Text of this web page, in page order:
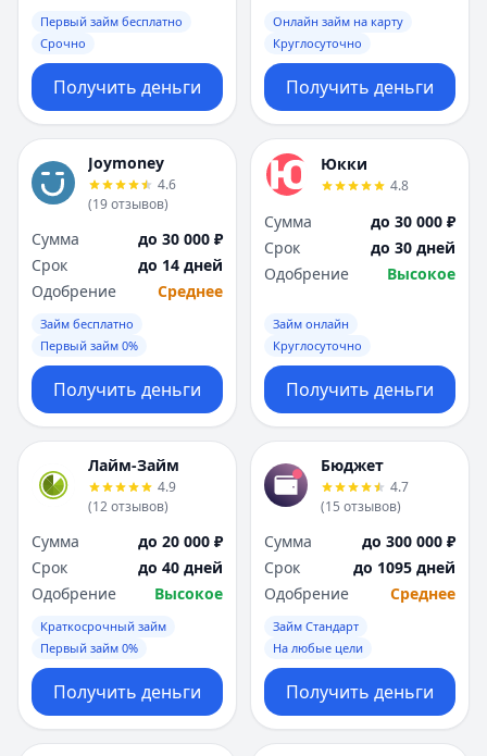
Первый займ бесплатно
Срочно
Получить деньги
Онлайн займ на карту
Круглосуточно
Получить деньги
Joymoney
4.6
(19отзывов)
Сумма
до 30 000 ₽
Срок
до 14 дней
Одобрение
Среднее
Займ бесплатно
Первый займ 0%
Получить деньги
Юкки
4.8
Сумма
до 30 000 ₽
Срок
до 30 дней
Одобрение
Высокое
Займ онлайн
Круглосуточно
Получить деньги
Лайм-Займ
4.9
(12отзывов)
Сумма
до 20 000 ₽
Срок
до 40 дней
Одобрение
Высокое
Краткосрочный займ
Первый займ 0%
Получить деньги
Бюджет
4.7
(15 отзывов)
Сумма
до 300 000 ₽
Срок
до 1095 дней
Одобрение
Среднее
Займ Стандарт
На любые цели
Получить деньги